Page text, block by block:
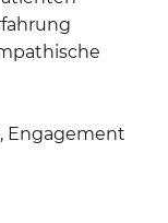
Engagement